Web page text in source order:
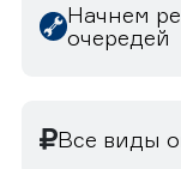
Начнем
очередей
Все виды